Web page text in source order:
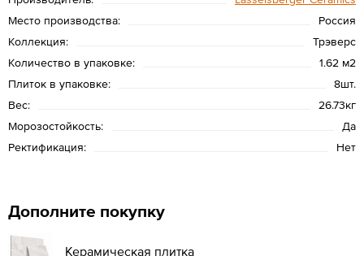
Место производства:
Россия
Коллекция:
Трэверс
Количество в упаковке:
1.62 м2
Плиток в упаковке:
8шт.
Вес:
26.73кг
Морозостойкость:
Да
Ректификация:
Нет
Дополните покупку
Керамическая плитка